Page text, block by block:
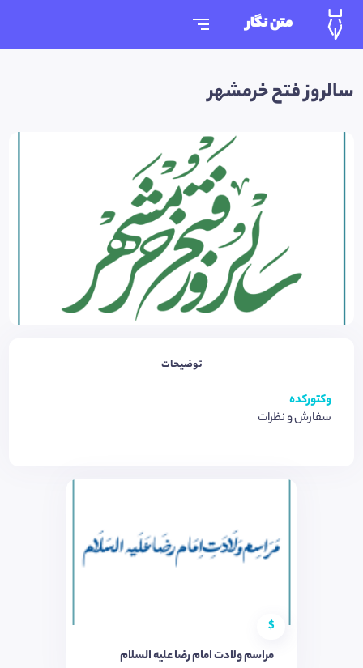
متن نگار
سالروز فتح خرمشهر
توضیحات
وکتورکده
سفارش و نظرات
$
مراسم ولادت امام رضا علیه السلام